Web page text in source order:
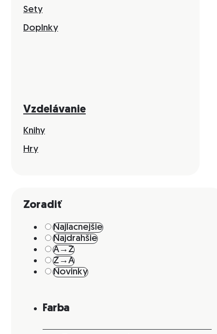
Sety
Doplnky
Vzdelávanie
Knihy
Hry
Zoradiť
Najlacnejšie
Najdrahšie
A→Z
Z→A
Novinky
Farba